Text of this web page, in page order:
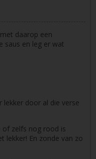
daarop een
saus en leg er wat
lekker door al die verse
of zelfs nog rood is
lekker! En zonde van zo